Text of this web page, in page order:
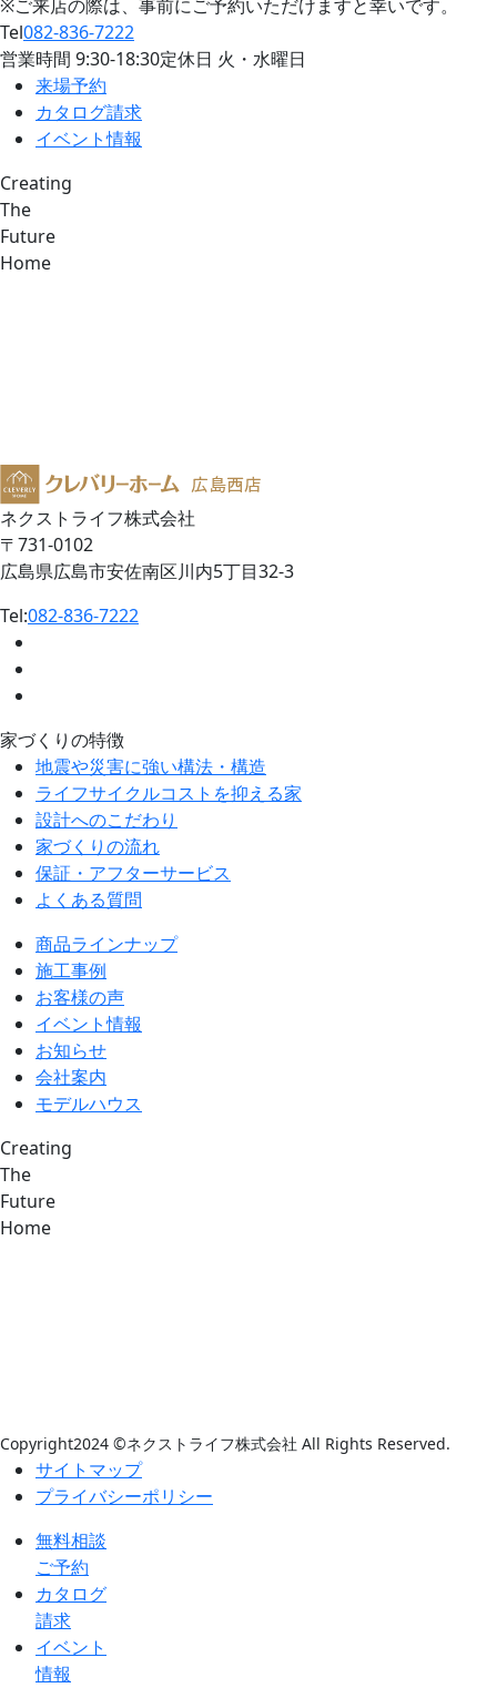
※ご来店の際は、事前にご予約いただけますと幸いです。
Tel082-836-7222
営業時間 9:30-18:30定休日 火・水曜日
来場予約
カタログ請求
イベント情報
Creating
The
Future
Home
ネクストライフ株式会社
〒731-0102
広島県広島市安佐南区川内5丁目32-3
Tel:082-836-7222
家づくりの特徴
地震や災害に強い構法・構造
ライフサイクルコストを抑える家
設計へのこだわり
家づくりの流れ
保証・アフターサービス
よくある質問
商品ラインナップ
施工事例
お客様の声
イベント情報
お知らせ
会社案内
モデルハウス
Creating
The
Future
Home
Copyright2024 ©ネクストライフ株式会社 All Rights Reserved.
サイトマップ
プライバシーポリシー
無料相談
ご予約
カタログ
請求
イベント
情報